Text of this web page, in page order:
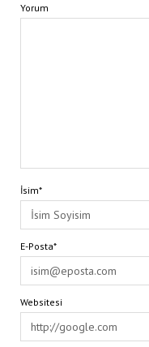
Yorum
İsim*
E-Posta*
Websitesi